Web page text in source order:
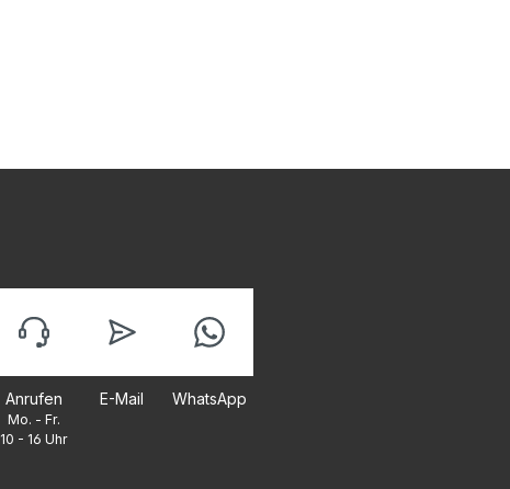
Anrufen
Mo. - Fr.
10 - 16 Uhr
E-Mail WhatsApp